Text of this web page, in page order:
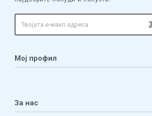
Мој профил
Листа на желби
За нас